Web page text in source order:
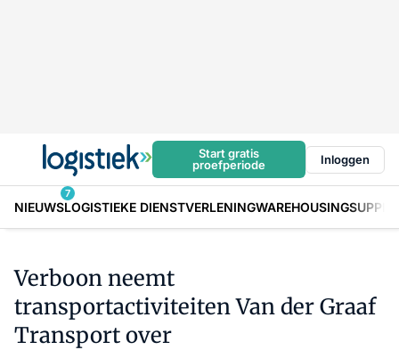
Start gratis
proefperiode
Inloggen
NIEUWS
7
LOGISTIEKE DIENSTVERLENINGWAREHOUSING
Verboon neemt
transportactiviteiten Van der Graaf
Transport over